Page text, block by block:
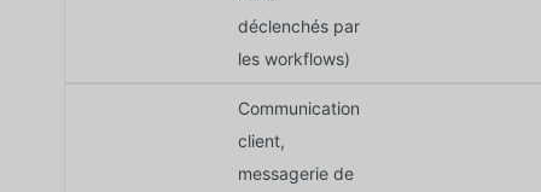
déclenchés par
les workflows)
Communication
client,
messagerie de